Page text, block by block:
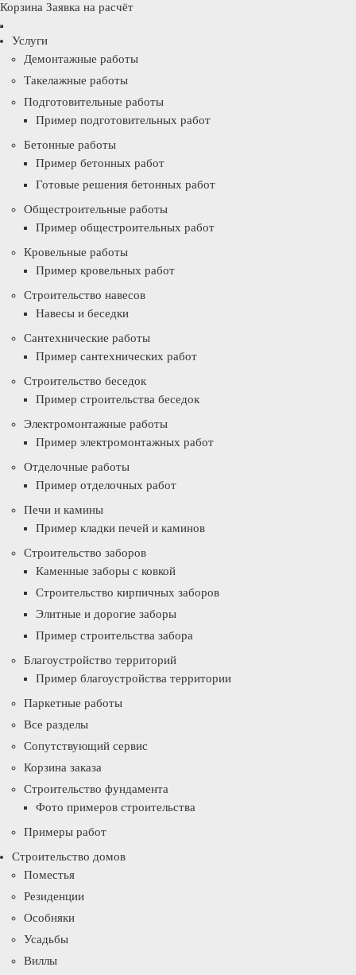
Корзина Заявка на расчёт
Услуги
Демонтажные работы
Такелажные работы
Подготовительные работы
Пример подготовительных работ
Бетонные работы
Пример бетонных работ
Готовые решения бетонных работ
Общестроительные работы
Пример общестроительных работ
Кровельные работы
Пример кровельных работ
Строительство навесов
Навесы и беседки
Сантехнические работы
Пример сантехнических работ
Строительство беседок
Пример строительства беседок
Электромонтажные работы
Пример электромонтажных работ
Отделочные работы
Пример отделочных работ
Печи и камины
Пример кладки печей и каминов
Строительство заборов
Каменные заборы с ковкой
Строительство кирпичных заборов
Элитные и дорогие заборы
Пример строительства забора
Благоустройство территорий
Пример благоустройства территории
Паркетные работы
Все разделы
Сопутствующий сервис
Корзина заказа
Строительство фундамента
Фото примеров строительства
Примеры работ
Строительство домов
Поместья
Резиденции
Особняки
Усадьбы
Виллы